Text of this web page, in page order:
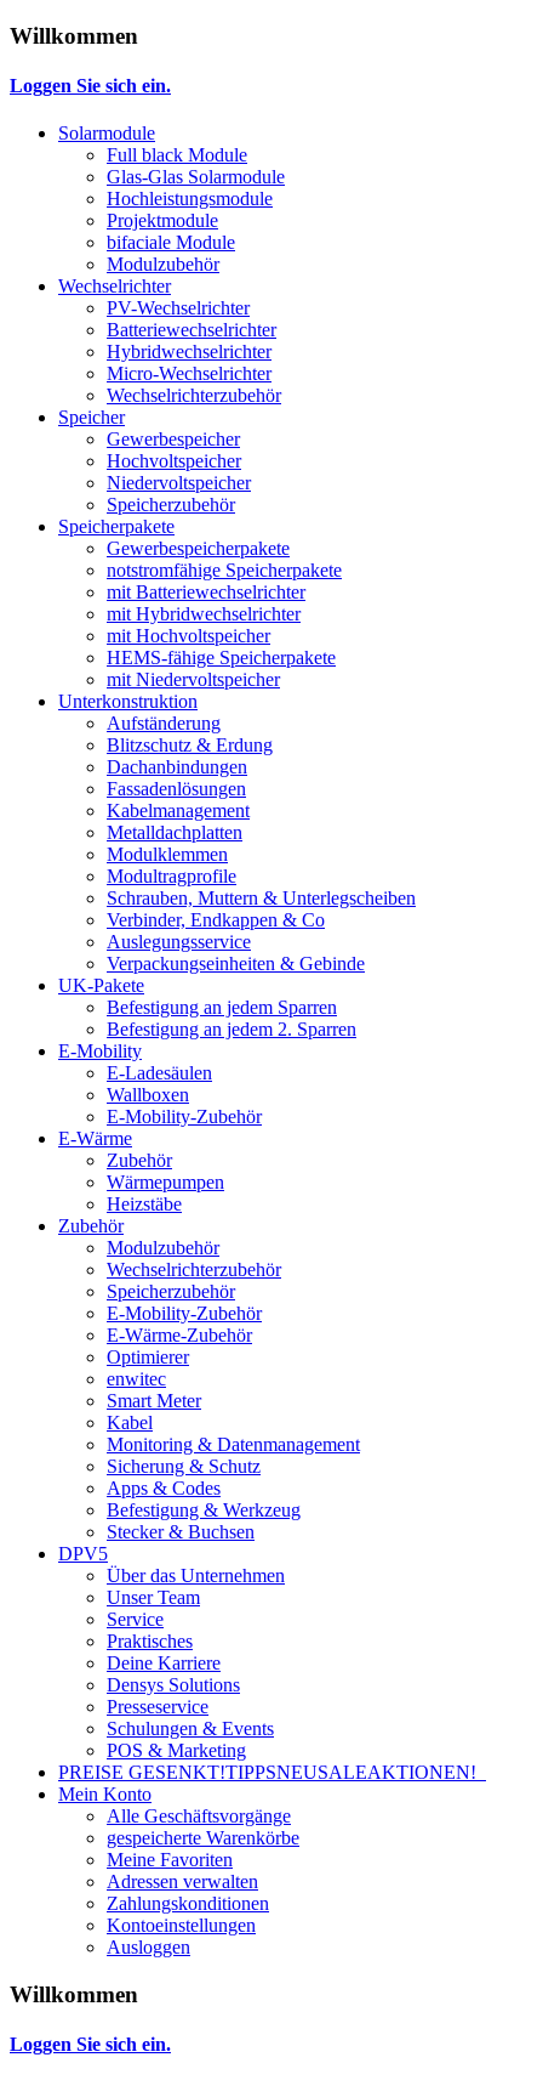
Willkommen
Loggen Sie sich ein.
Solarmodule
Full black Module
Glas-Glas Solarmodule
Hochleistungsmodule
Projektmodule
bifaciale Module
Modulzubehör
Wechselrichter
PV-Wechselrichter
Batteriewechselrichter
Hybridwechselrichter
Micro-Wechselrichter
Wechselrichterzubehör
Speicher
Gewerbespeicher
Hochvoltspeicher
Niedervoltspeicher
Speicherzubehör
Speicherpakete
Gewerbespeicherpakete
notstromfähige Speicherpakete
mit Batteriewechselrichter
mit Hybridwechselrichter
mit Hochvoltspeicher
HEMS-fähige Speicherpakete
mit Niedervoltspeicher
Unterkonstruktion
Aufständerung
Blitzschutz & Erdung
Dachanbindungen
Fassadenlösungen
Kabelmanagement
Metalldachplatten
Modulklemmen
Modultragprofile
Schrauben, Muttern & Unterlegscheiben
Verbinder, Endkappen & Co
Auslegungsservice
Verpackungseinheiten & Gebinde
UK-Pakete
Befestigung an jedem Sparren
Befestigung an jedem 2. Sparren
E-Mobility
E-Ladesäulen
Wallboxen
E-Mobility-Zubehör
E-Wärme
Zubehör
Wärmepumpen
Heizstäbe
Zubehör
Modulzubehör
Wechselrichterzubehör
Speicherzubehör
E-Mobility-Zubehör
E-Wärme-Zubehör
Optimierer
enwitec
Smart Meter
Kabel
Monitoring & Datenmanagement
Sicherung & Schutz
Apps & Codes
Befestigung & Werkzeug
Stecker & Buchsen
DPV5
Über das Unternehmen
Unser Team
Service
Praktisches
Deine Karriere
Densys Solutions
Presseservice
Schulungen & Events
POS & Marketing
PREISE GESENKT!TIPPSNEUSALEAKTIONEN!
Mein Konto
Alle Geschäftsvorgänge
gespeicherte Warenkörbe
Meine Favoriten
Adressen verwalten
Zahlungskonditionen
Kontoeinstellungen
Ausloggen
Willkommen
Loggen Sie sich ein.